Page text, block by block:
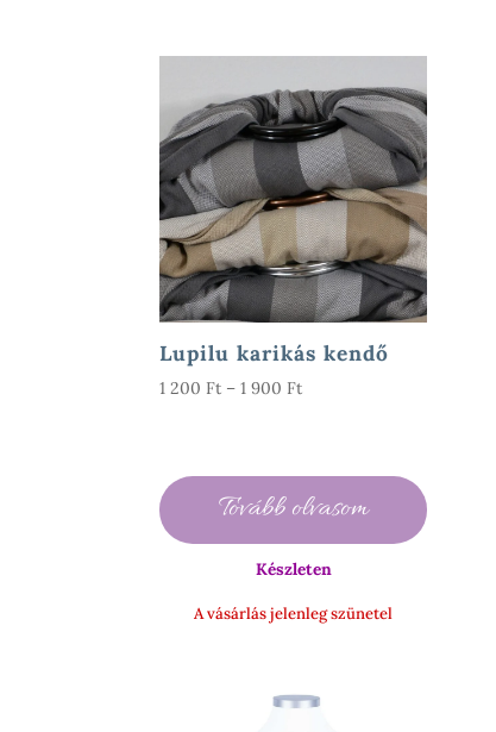
Lupilu karikás kendő
1 200 Ft – 1 900 FtÁrtartomány:
1
900 Ft
Tovább olvasom
Készleten
A vásárlás jelenleg szünetel